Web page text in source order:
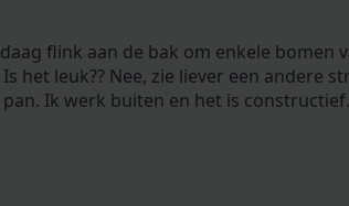
flink aan de bak om enkele bomen
het leuk?? Nee, zie liever een andere
pan. Ik werk buiten en het is